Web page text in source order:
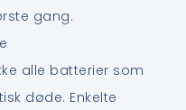
gang.
alle batterier som
døde. Enkelte